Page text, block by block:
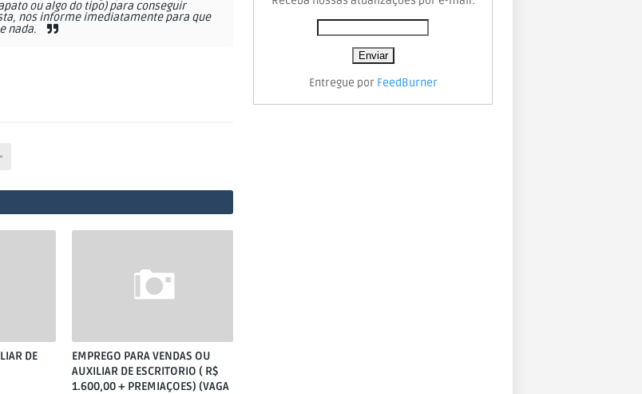
ou algo do tipo) para conseguir
nos informe imediatamente para que
nada.
DE
EMPREGO PARA VENDAS OU
AUXILIAR DE ESCRITORIO ( R$
1.600,00 + PREMIAÇOES) (VAGA
Entregue por FeedBurner